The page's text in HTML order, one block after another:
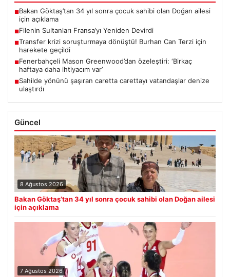
■Bakan Göktaş’tan 34 yıl sonra çocuk sahibi olan Doğan ailesi
için açıklama
■Filenin Sultanları Fransa’yı Yeniden Devirdi
■Transfer krizi soruşturmaya dönüştü! Burhan Can Terzi için
harekete geçildi
■Fenerbahçeli Mason Greenwood’dan özeleştiri: ‘Birkaç
haftaya daha ihtiyacım var’
■Sahilde yönünü şaşıran caretta carettayı vatandaşlar denize
ulaştırdı
Güncel
8 Ağustos 2026
Bakan Göktaş’tan 34 yıl sonra çocuk sahibi olan Doğan ailesi
için açıklama
7 Ağustos 2026